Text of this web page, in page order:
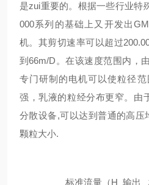
是zui重要的。根据一些行业特
000系列的基础上又开发出GM
机。其剪切速率可以超过
到66m/D 。在该速度范围内，
专门研制的电机可以使粒径
强，乳液的粒经分布更窄。由
分散设备,可以达到普通的高压
颗粒大小.
标准流量（H 输出